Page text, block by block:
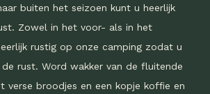
buiten het seizoen kunt u heerlijk
Zowel in het voor- als in het
rustig op onze camping zodat u
rust. Word wakker van de fluitende
verse broodjes en een kopje koffie en